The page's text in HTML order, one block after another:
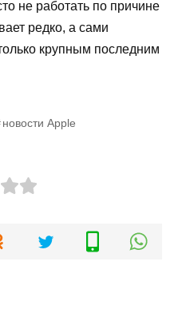
не работать по причине
редко, а сами
крупным последним
новости Apple